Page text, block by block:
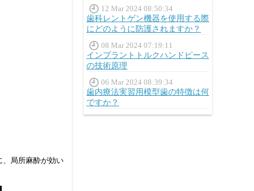
12 Mar 2024 08:50:34
歯科レントゲン機器を使用する際
にどのように防護されますか？
08 Mar 2024 07:19:11
インプラントトルクハンドピース
の技術原理
06 Mar 2024 08:39:34
歯内療法実習用模型歯の特徴は何
ですか？
、局所麻酔が効い